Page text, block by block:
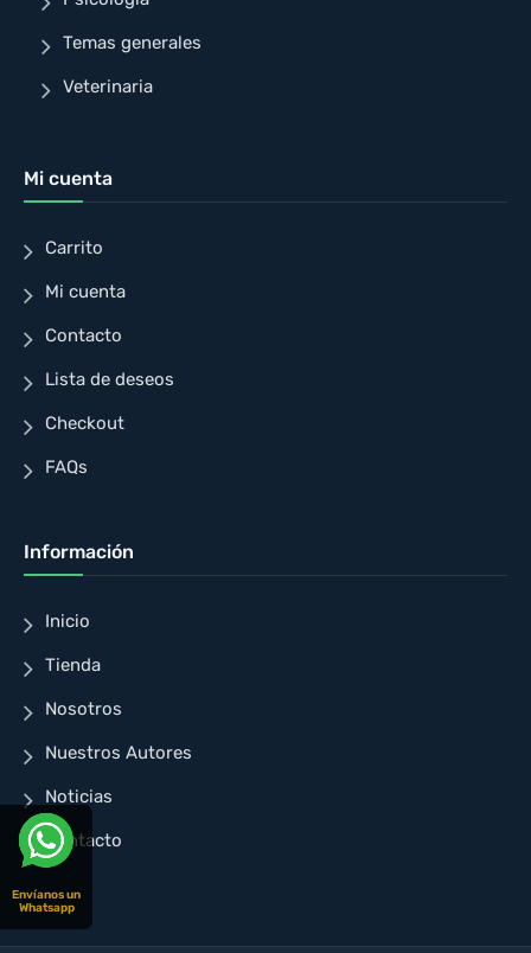
Temas generales
Veterinaria
Mi cuenta
Carrito
Mi cuenta
Contacto
Lista de deseos
Checkout
FAQs
Información
Inicio
Tienda
Nosotros
Nuestros Autores
Noticias
Contacto
Envíanos un
Whatsapp